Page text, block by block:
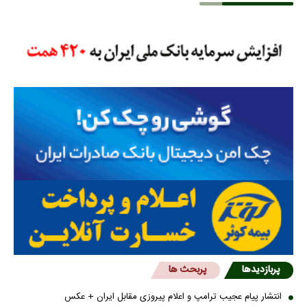
پربازدیدها پربحث ها
انتشار پیام عجیب ترامپ و اعلام پیروزی مقابل ایران + عکس